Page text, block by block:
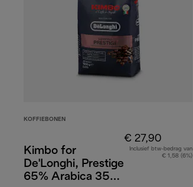
KOFFIEBONEN
Kimbo for
De'Longhi, Prestige
65% Arabica 35%
€ 27,90
Inclusief btw-bedrag van
€ 1,58 (6%)